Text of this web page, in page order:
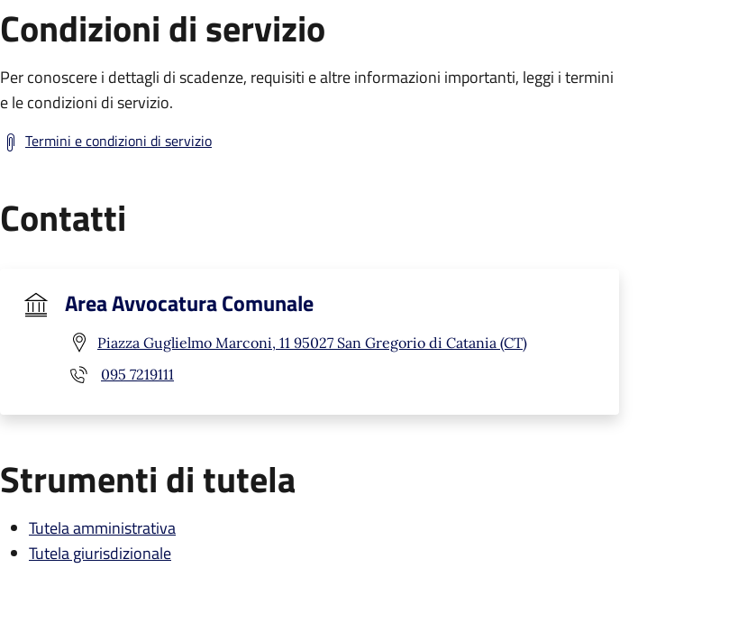
Condizioni di servizio
Per conoscere i dettagli di scadenze, requisiti e altre informazioni importanti, leggi i termini
e le condizioni di servizio.
Termini e condizioni di servizio
Contatti
Area Avvocatura Comunale
Piazza Guglielmo Marconi, 11 95027 San Gregorio di Catania (CT)
095 7219111
Strumenti di tutela
Tutela amministrativa
Tutela giurisdizionale